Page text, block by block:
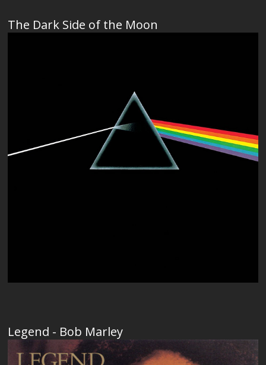
The Dark Side of the Moon
Legend - Bob Marley